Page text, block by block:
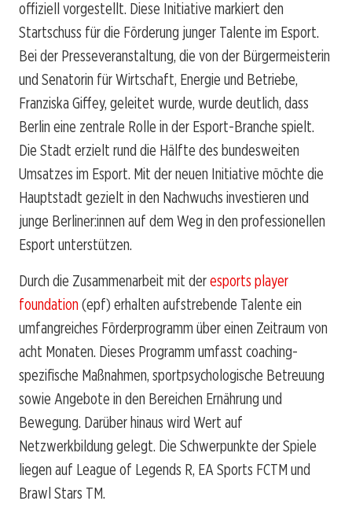
offiziell vorgestellt. Diese Initiative markiert den
Startschuss für die Förderung junger Talente im Esport.
Bei der Presseveranstaltung, die von der Bürgermeisterin
und Senatorin für Wirtschaft, Energie und Betriebe,
Franziska Giffey, geleitet wurde, wurde deutlich, dass
Berlin eine zentrale Rolle in der Esport-Branche spielt.
Die Stadt erzielt rund die Hälfte des bundesweiten
Umsatzes im Esport. Mit der neuen Initiative möchte die
Hauptstadt gezielt in den Nachwuchs investieren und
junge Berliner:innen auf dem Weg in den professionellen
Esport unterstützen.
Durch die Zusammenarbeit mit deresports player
foundation (epf) erhalten aufstrebende Talente ein
umfangreiches Förderprogramm über einen Zeitraum von
acht Monaten. Dieses Programm umfasst coaching-
spezifische Maßnahmen, sportpsychologische Betreuung
sowie Angebote in den Bereichen Ernährung und
Bewegung. Darüber hinaus wird Wert auf
Netzwerkbildung gelegt. Die Schwerpunkte der Spiele
liegen auf League of Legends R, EA Sports FCTM und
Brawl Stars TM.